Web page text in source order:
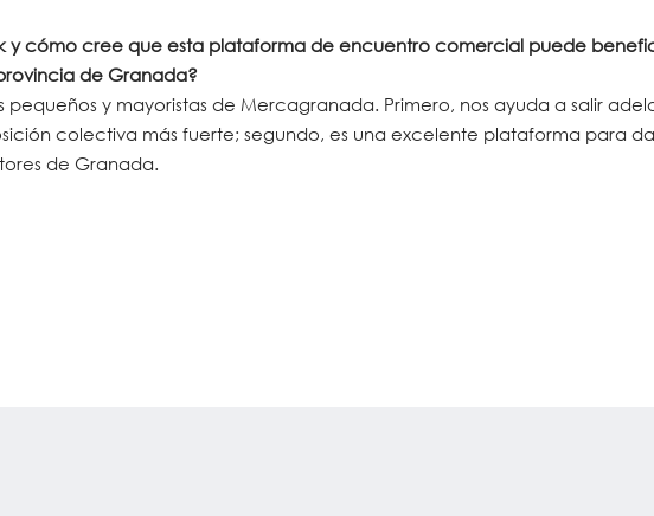
y cómo cree que esta plataforma de encuentro comercial puede
de Granada?
y mayoristas de Mercagranada. Primero, nos ayuda a salir
colectiva más fuerte; segundo, es una excelente plataforma para
de Granada.